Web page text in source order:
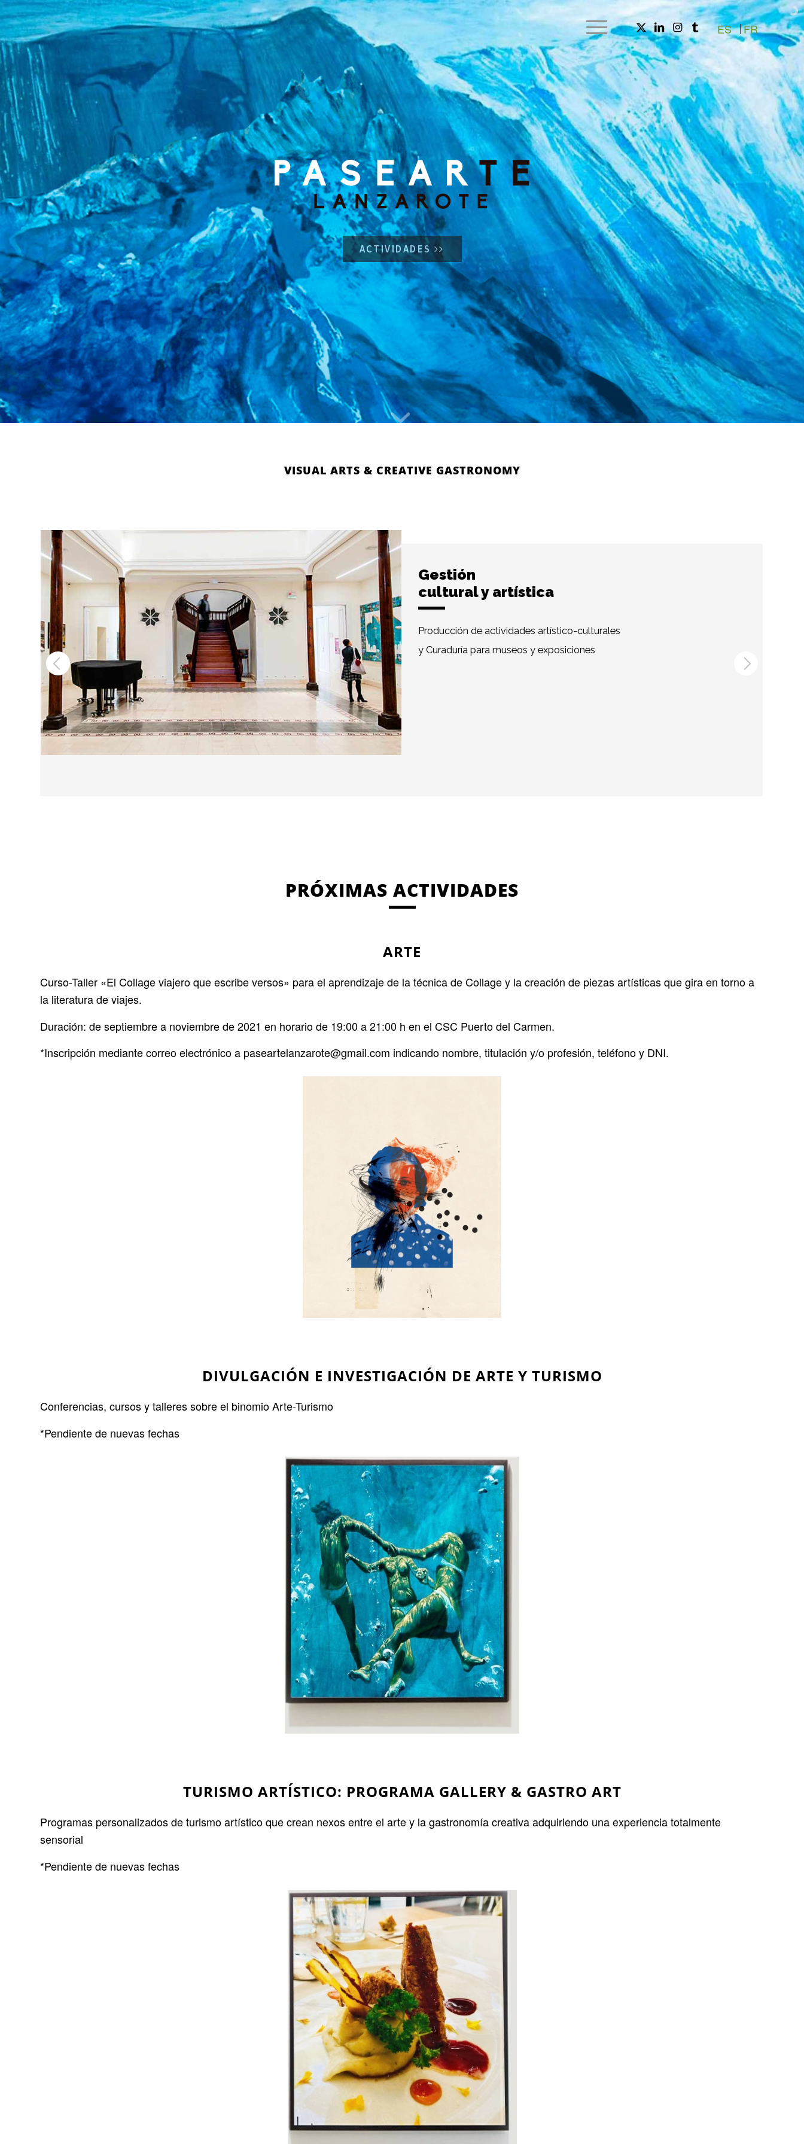
ES FR
ACTIVIDADES
SERVICIOS
VISUAL ARTS & CREATIVE GASTRONOMY
Gestión
cultural y artística
Producción de actividades artístico-culturales
y Curaduría para museos y exposiciones
PRÓXIMAS ACTIVIDADES
ARTE
Curso-Taller «El Collage viajero que escribe versos» para el aprendizaje de la técnica de Collage y la creación de piezas artísticas que gira en torno a
la literatura de viajes.
Duración: de septiembre a noviembre de 2021 en horario de 19:00 a 21:00 h en el CSC Puerto del Carmen.
*Inscripción mediante correo electrónico a paseartelanzarote@gmail.com indicando nombre, titulación y/o profesión, teléfono y DNI.
DIVULGACIÓN E INVESTIGACIÓN DE ARTE Y TURISMO
Conferencias, cursos y talleres sobre el binomio Arte-Turismo
*Pendiente de nuevas fechas
TURISMO ARTÍSTICO: PROGRAMA GALLERY & GASTRO ART
Programas personalizados de turismo artístico que crean nexos entre el arte y la gastronomía creativa adquiriendo una experiencia totalmente
sensorial
*Pendiente de nuevas fechas